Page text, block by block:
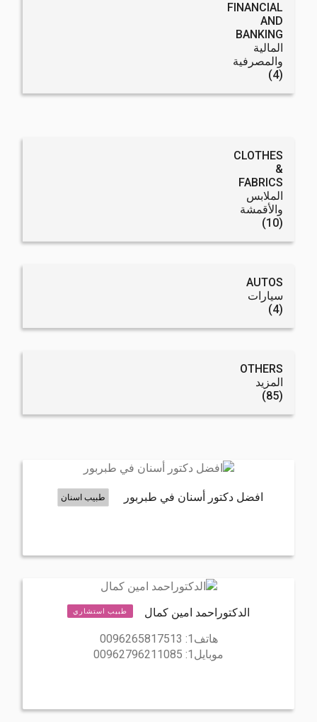
FINANCIAL
AND
BANKING
المالية
والمصرفية
(4)
CLOTHES
&
FABRICS
الملابس
والأقمشة
(10)
AUTOS
سيارات
(4)
OTHERS
المزيد
(85)
افضل دكتور أسنان في طبربور طبيب اسنان
الدكتوراحمد امين كمال طبيب استشاري
هاتف1:
0096265817513
موبايل1:
00962796211085